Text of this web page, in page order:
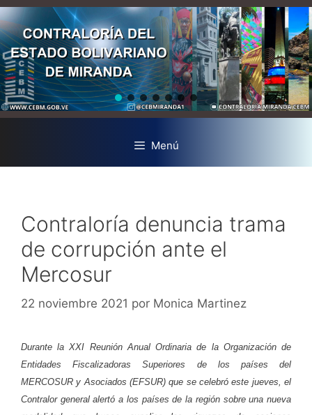
Menú
Contraloría denuncia trama
de corrupción ante el
Mercosur
22 noviembre 2021 por Monica Martinez
Durante la XXI Reunión Anual Ordinaria de la Organización de
Entidades Fiscalizadoras Superiores de los países del
MERCOSUR y Asociados (EFSUR) que se celebró este jueves, el
Contralor general alertó a los países de la región sobre una nueva